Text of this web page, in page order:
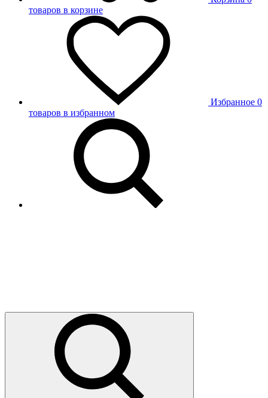
товаров в корзине
Избранное 0
товаров в избранном